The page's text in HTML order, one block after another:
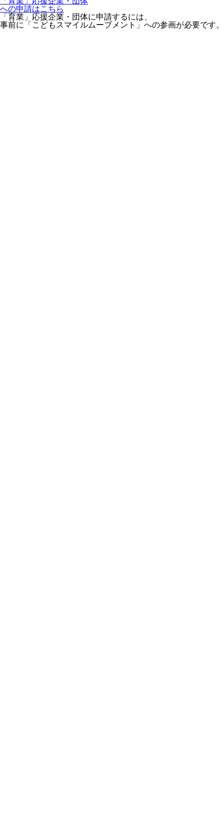
への申請はこちら
「育業」応援企業・団体に申請するには、
事前に「こどもスマイルムーブメント」への参画が必要です。